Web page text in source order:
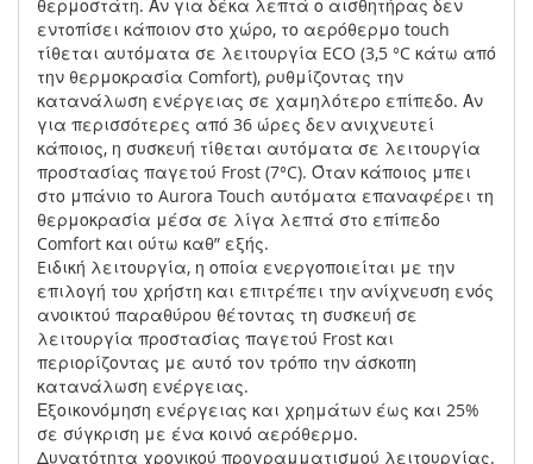
θερμοστάτη. Αν για δέκα λεπτά ο αισθητήρας δεν
εντοπίσει κάποιον στο χώρο, το αερόθερμο touch
τίθεται αυτόματα σε λειτουργία ECO (3,5 °C κάτω από
την θερμοκρασία Comfort), ρυθμίζοντας την
κατανάλωση ενέργειας σε χαμηλότερο επίπεδο. Αν
για περισσότερες από 36 ώρες δεν ανιχνευτεί
κάποιος, η συσκευή τίθεται αυτόματα σε λειτουργία
προστασίας παγετού Frost (7°C). Όταν κάποιος μπει
στο μπάνιο το Aurora Touch αυτόματα επαναφέρει τη
θερμοκρασία μέσα σε λίγα λεπτά στο επίπεδο
Comfort και ούτω καθ” εξής.
Eιδική λειτουργία, η οποία ενεργοποιείται με την
επιλογή του χρήστη και επιτρέπει την ανίχνευση ενός
ανοικτού παραθύρου θέτοντας τη συσκευή σε
λειτουργία προστασίας παγετού Frost και
περιορίζοντας με αυτό τον τρόπο την άσκοπη
κατανάλωση ενέργειας.
Εξοικονόμηση ενέργειας και χρημάτων έως και 25%
σε σύγκριση με ένα κοινό αερόθερμο.
Δυνατότητα χρονικού προγραμματισμού λειτουργίας.